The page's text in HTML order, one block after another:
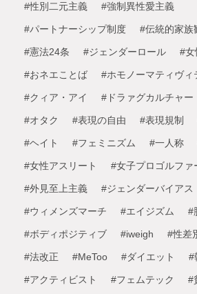
#性別二元主義 #強制異性愛主義
#パートナーシップ制度 #伝統的家族
#憲法24条 #ジェンダーロール #女
#おネエことば #ホモノーマティヴィ
#クィア・アイ #ドラァグカルチャー
#オタク #表現の自由 #表現規制
#ヘイト #フェミニズム #一人称
#女性アスリート #女子プロゴルファ
#外見至上主義 #ジェンダーバイアス
#ウィメンズマーチ #エイジズム #
#ボディポジティブ #iweigh #性差
#法改正 #MeToo #ダイエット #
#アクティビスト #フェムテック #